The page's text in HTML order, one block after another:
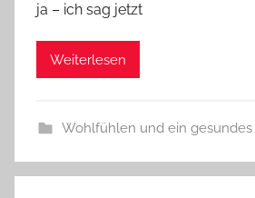
ja – ich sag jetzt
Weiterlesen
Wohlfühlen und ein